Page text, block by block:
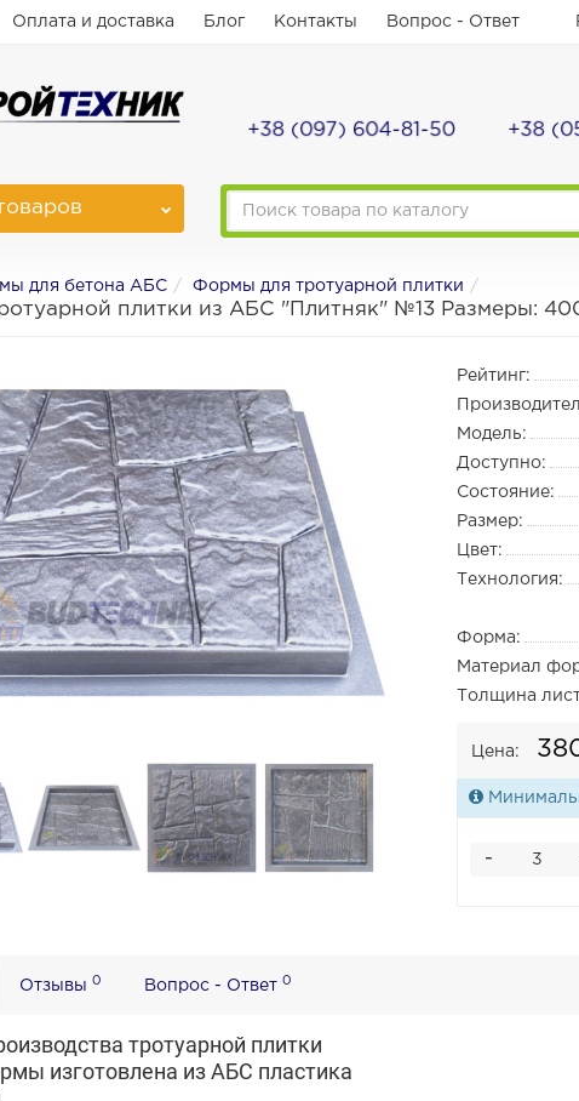
Оплата и доставка Блог Контакты Вопрос - Ответ
+38 (097) 604-81-50 +38
для бетона АБС Формы для тротуарной плитки
плитки из АБС "Плитняк" №13 Размеры:
Рейтинг:
Модель:
Доступно:
Состояние:
Размер:
Цвет:
Технология:
Форма:
Материал
Толщина
Цена:
-
Отзывы 0 Вопрос - Ответ 0
тротуарной плитки
изготовлена из АБС пластика